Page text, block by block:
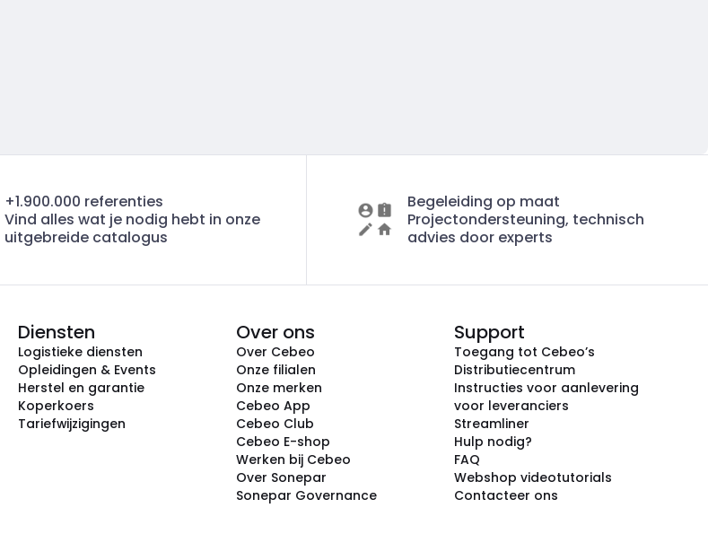
+1.900.000 referenties
Vind alles wat je nodig hebt in onze
uitgebreide catalogus
Begeleiding op maat
Projectondersteuning, technisch
advies door experts
Diensten
Logistieke diensten
Opleidingen & Events
Herstel en garantie
Koperkoers
Tariefwijzigingen
Over ons
Over Cebeo
Onze filialen
Onze merken
Cebeo App
Cebeo Club
Cebeo E-shop
Werken bij Cebeo
Over Sonepar
Sonepar Governance
Support
Toegang tot Cebeo’s
Distributiecentrum
Instructies voor aanlevering
voor leveranciers
Streamliner
Hulp nodig?
FAQ
Webshop videotutorials
Contacteer ons